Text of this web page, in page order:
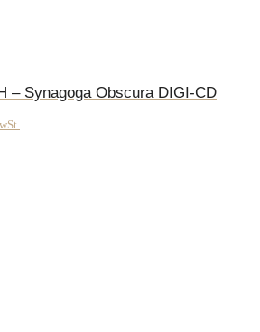
– Synagoga Obscura DIGI-CD